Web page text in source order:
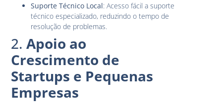
Suporte Técnico Local: Acesso fácil a suporte
técnico especializado, reduzindo o tempo de
resolução de problemas.
2.Apoio ao
Crescimento de
Startups e Pequenas
Empresas